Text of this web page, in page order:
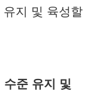
지 및 육성할
수준 유지 및